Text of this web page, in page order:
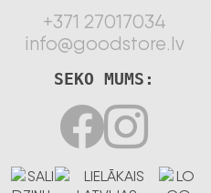
+371 27017034
info@goodstore.lv
SEKO MUMS: